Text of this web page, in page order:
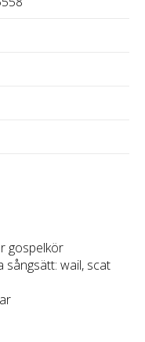
gospelkör
sångsätt: wail, scat